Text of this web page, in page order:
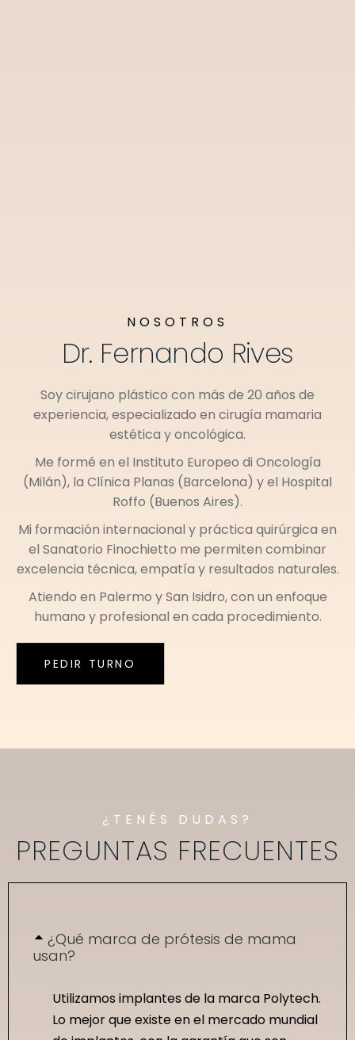
NOSOTROS
Dr. Fernando Rives
Soy cirujano plástico con más de 20 años de
experiencia, especializado en cirugía mamaria
estética y oncológica.
Me formé en el Instituto Europeo di Oncología
(Milán), la Clínica Planas (Barcelona) y el Hospital
Roffo (Buenos Aires).
Mi formación internacional y práctica quirúrgica en
el Sanatorio Finochietto me permiten combinar
excelencia técnica, empatía y resultados naturales.
Atiendo en Palermo ySan Isidro, con un enfoque
humano y profesional en cada procedimiento.
PEDIR TURNO
¿TENÉS DUDAS?
PREGUNTAS FRECUENTES
¿Qué marca de prótesis de mama
usan?
Utilizamos implantes de la marca Polytech.
Lo mejor que existe en el mercado mundial